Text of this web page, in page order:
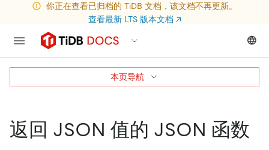
你正在查看已归档的 TiDB 文档，该文档不再更新。
查看最新 LTS 版本文档 ↗
返回 JSON 值的 JSON 函数
本页导航